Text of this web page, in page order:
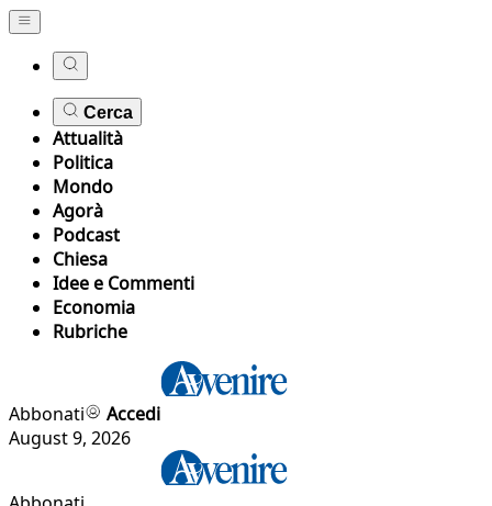
Cerca
Attualità
Politica
Mondo
Agorà
Podcast
Chiesa
Idee e Commenti
Economia
Rubriche
Abbonati
Accedi
August 9, 2026